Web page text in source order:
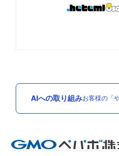
AIへの取り組みお客様の「